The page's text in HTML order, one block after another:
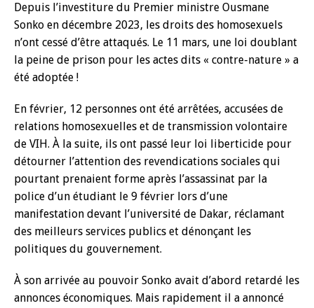
Depuis l’investiture du Premier ministre Ousmane
Sonko en décembre 2023, les droits des homosexuels
n’ont cessé d’être attaqués. Le 11 mars, une loi doublant
la peine de prison pour les actes dits « contre-nature » a
été adoptée !
En février, 12 personnes ont été arrêtées, accusées de
relations homosexuelles et de transmission volontaire
de VIH. À la suite, ils ont passé leur loi liberticide pour
détourner l’attention des revendications sociales qui
pourtant prenaient forme après l’assassinat par la
police d’un étudiant le 9 février lors d’une
manifestation devant l’université de Dakar, réclamant
des meilleurs services publics et dénonçant les
politiques du gouvernement.
À son arrivée au pouvoir Sonko avait d’abord retardé les
annonces économiques. Mais rapidement il a annoncé